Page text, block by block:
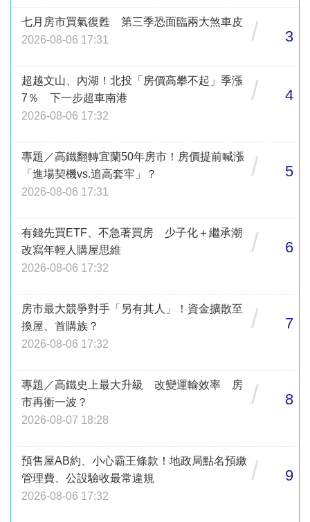
七月房市買氣復甦 第三季恐面臨兩大煞車皮
2026-08-06 17:31
/ 3
超越文山、內湖！北投「房價高攀不起」季漲
7％ 下一步超車南港
2026-08-06 17:32
/ 4
專題／高鐵翻轉宜蘭50年房市！房價提前喊漲
「進場契機vs.追高套牢」？
2026-08-06 17:31
/ 5
有錢先買ETF、不急著買房 少子化＋繼承潮
改寫年輕人購屋思維
2026-08-06 17:32
/ 6
房市最大競爭對手「另有其人」！資金擴散至
換屋、首購族？
2026-08-06 17:32
/ 7
專題／高鐵史上最大升級 改變運輸效率 房
市再衝一波？
2026-08-07 18:28
/ 8
預售屋AB約、小心霸王條款！地政局點名預繳
管理費、公設驗收最常違規
2026-08-06 17:32
/ 9